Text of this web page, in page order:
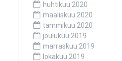
huhtikuu 2020
maaliskuu 2020
tammikuu 2020
joulukuu 2019
marraskuu 2019
lokakuu 2019